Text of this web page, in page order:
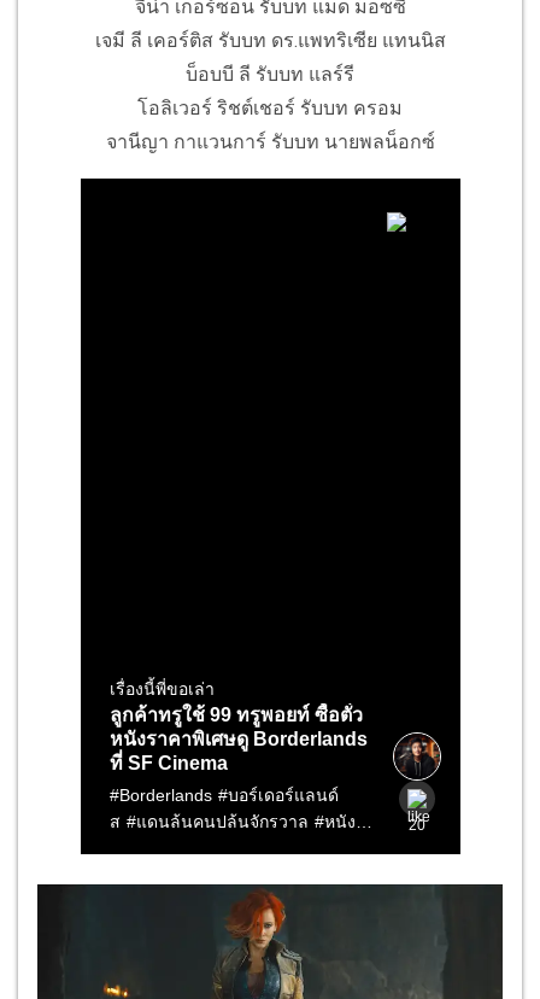
จีน่า เกอร์ซอน รับบท แมด ม็อซซี
เจมี ลี เคอร์ติส รับบท ดร.แพทริเซีย แทนนิส
บ็อบบี ลี รับบท แลร์รี
โอลิเวอร์ ริชต์เชอร์ รับบท ครอม
จานีญา กาแวนการ์ รับบท นายพลน็อกซ์